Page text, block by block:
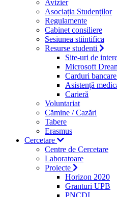
Avizier
Asociația Studenților
Regulamente
Cabinet consiliere
Sesiunea stiintifica
Resurse studenti
Site-uri de
Microsoft
Carduri
Asistență
Carieră
Voluntariat
Cămine / Cazări
Tabere
Erasmus
Cercetare
Centre de Cercetare
Laboratoare
Proiecte
Horizon 2020
Granturi UPB
PNCDI